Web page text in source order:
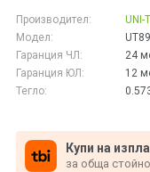
Производител:
UNI-T
Модел:
Гаранция ЧЛ:
24
Гаранция ЮЛ:
12
Тегло:
Купи на
за обща